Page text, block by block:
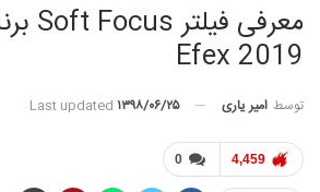
Efex 2019
توسط امیر یاری Last updated ۱۳۹۸/۰۶/۲۵
0 4,459